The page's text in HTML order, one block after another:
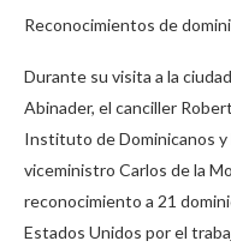
Reconocimientos de
Durante su visita a la
Abinader, el canciller
Instituto de Dominicanos y
viceministro Carlos de la
reconocimiento a 21
Estados Unidos por el